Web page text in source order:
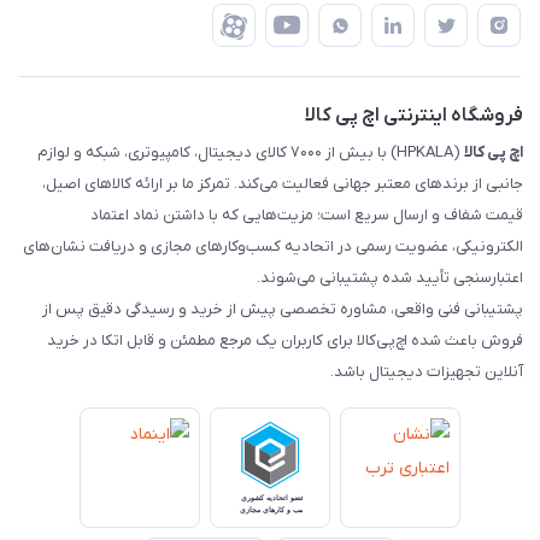
ضمانت اصالت کالا
رهگیری مرسولات چاپار
رهگیری مرسولات ماهکس
درباره ما
تماس با ما
فروشگاه اینترنتی اچ پی کالا
اچ‌ پی‌ کالا
(HPKALA) با بیش از ۷۰۰۰ کالای دیجیتال، کامپیوتری، شبکه و لوازم
جانبی از برندهای معتبر جهانی فعالیت می‌کند. تمرکز ما بر ارائه کالاهای اصیل،
قیمت شفاف و ارسال سریع است؛ مزیت‌هایی که با داشتن نماد اعتماد
الکترونیکی، عضویت رسمی در اتحادیه کسب‌وکارهای مجازی و دریافت نشان‌های
اعتبارسنجی تأیید شده پشتیبانی می‌شوند.
پشتیبانی فنی واقعی، مشاوره تخصصی پیش از خرید و رسیدگی دقیق پس از
فروش باعث شده اچ‌پی‌کالا برای کاربران یک مرجع مطمئن و قابل اتکا در خرید
آنلاین تجهیزات دیجیتال باشد.